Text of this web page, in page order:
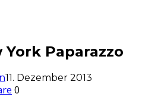
York Paparazzo
11. Dezember 2013
0